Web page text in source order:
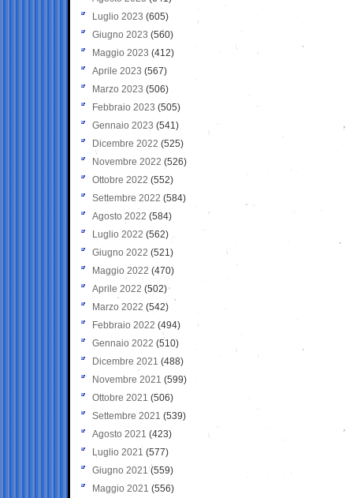
Luglio 2023 (605)
Giugno 2023 (560)
Maggio 2023 (412)
Aprile 2023 (567)
Marzo 2023 (506)
Febbraio 2023 (505)
Gennaio 2023 (541)
Dicembre 2022 (525)
Novembre 2022 (526)
Ottobre 2022 (552)
Settembre 2022 (584)
Agosto 2022 (584)
Luglio 2022 (562)
Giugno 2022 (521)
Maggio 2022 (470)
Aprile 2022 (502)
Marzo 2022 (542)
Febbraio 2022 (494)
Gennaio 2022 (510)
Dicembre 2021 (488)
Novembre 2021 (599)
Ottobre 2021 (506)
Settembre 2021 (539)
Agosto 2021 (423)
Luglio 2021 (577)
Giugno 2021(559)
Maggio 2021 (556)